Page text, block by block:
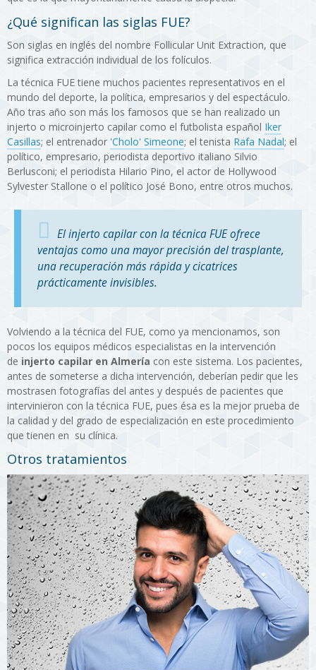
¿Qué significan las siglas FUE?
Son siglas en inglés del nombre Follicular Unit Extraction, que
significa extracción individual de los folículos.
La técnica FUE tiene muchos pacientes representativos en el
mundo del deporte, la política, empresarios y del espectáculo.
Año tras año son más los famosos que se han realizado un
injerto o microinjerto capilar como el futbolista español Iker
Casillas; el entrenador 'Cholo' Simeone; el tenista Rafa Nadal; el
político, empresario, periodista deportivo italiano Silvio
Berlusconi; el periodista Hilario Pino, el actor de Hollywood
Sylvester Stallone o el político José Bono, entre otros muchos.
El injerto capilar con la técnica FUE ofrece
ventajas como una mayor precisión del trasplante,
una recuperación más rápida y cicatrices
prácticamente invisibles.
Volviendo a la técnica del FUE, como ya mencionamos, son
pocos los equipos médicos especialistas en la intervención
de injerto capilar en Almería con este sistema. Los pacientes,
antes de someterse a dicha intervención, deberían pedir que les
mostrasen fotografías del antes y después de pacientes que
intervinieron con la técnica FUE, pues ésa es la mejor prueba de
la calidad y del grado de especialización en este procedimiento
que tienen en su clínica.
Otros tratamientos